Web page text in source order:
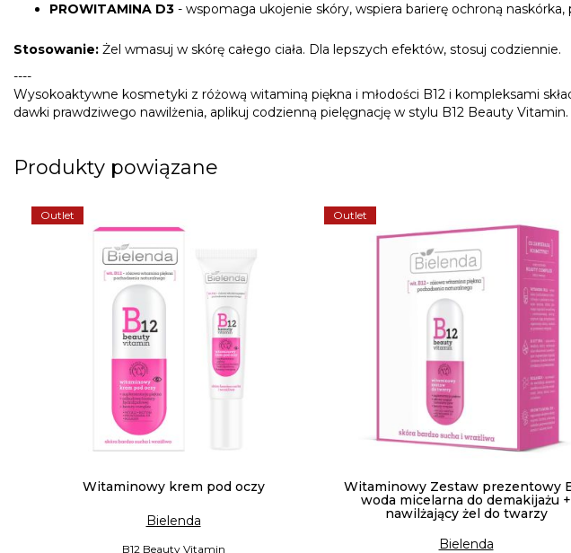
PROWITAMINA D3 - wspomaga ukojenie skóry, wspiera barierę ochroną
Stosowanie: Żel wmasuj w skórę całego ciała. Dla lepszych efektów, stosuj codziennie.
----
Wysokoaktywne kosmetyki z różową witaminą piękna i młodości B12 i kompleksami
dawki prawdziwego nawilżenia, aplikuj codzienną pielęgnację w stylu B12 Beauty Vitamin.
Produkty powiązane
Outlet
Witaminowy krem pod oczy
Bielenda
B12 Beauty Vitamin
Outlet
Witaminowy Zestaw prezentowy
woda micelarna do demakijażu +
nawilżający żel do twarzy
Bielenda